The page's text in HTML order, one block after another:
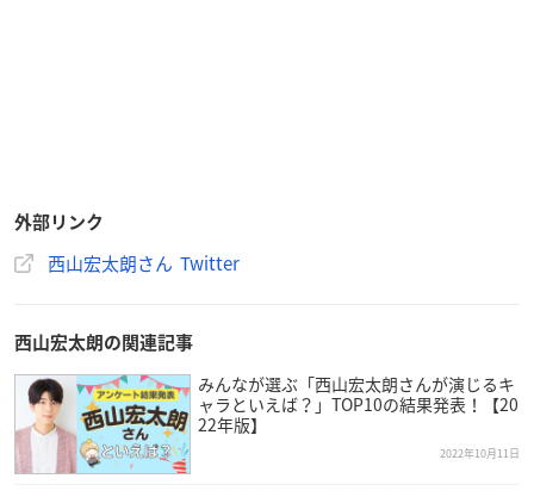
外部リンク
西山宏太朗さん Twitter
西山宏太朗の関連記事
みんなが選ぶ「西山宏太朗さんが演じるキ
ャラといえば？」TOP10の結果発表！【20
22年版】
2022年10月11日